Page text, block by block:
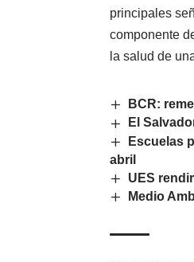
principales
componente
la salud de
BCR:
El
Escuelas
abril
UES
Medio